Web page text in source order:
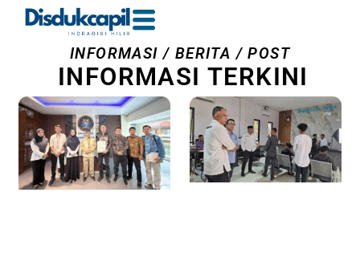
INFORMASI / BERITA / POST
INFORMASI TERKINI